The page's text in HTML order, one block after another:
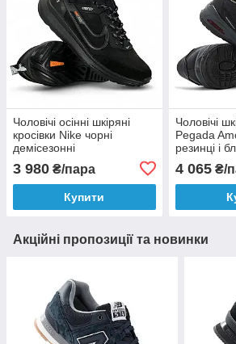
Чоловічі осінні шкіряні
кросівки Nike чорні
демісезонні
3 980 ₴/пара
Купити
Чоловічі
Pegada
резинці і
4 065₴/
Акційні пропозиції та новинки